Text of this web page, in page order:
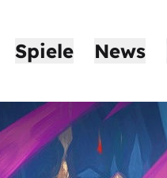
Spiele News